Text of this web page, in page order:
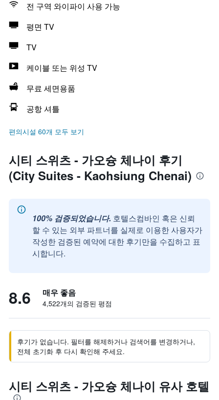
전 구역 와이파이 사용 가능
평면 TV
TV
케이블 또는 위성 TV
무료 세면용품
공항 셔틀
편의시설 60개 모두 보기
시티 스위츠 - 가오슝 체나이 후기
(City Suites - Kaohsiung Chenai)
100% 검증되었습니다. 호텔스컴바인 혹은 신뢰
할 수 있는 외부 파트너를 실제로 이용한 사용자가
작성한 검증된 예약에 대한 후기만을 수집하고 표
시합니다.
8.6 매우 좋음
4,522개의 검증된 평점
후기가 없습니다. 필터를 해제하거나 검색어를 변경하거나,
전체 초기화 후 다시 확인해 주세요.
시티 스위츠 - 가오슝 체나이 유사 호텔